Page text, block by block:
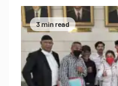
3 min read